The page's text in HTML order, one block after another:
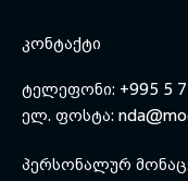
ᲙᲝᲜᲢᲐᲥᲢᲘ
ტელეფონი: +995 5
ელ. ფოსტა:
პერსონალურ